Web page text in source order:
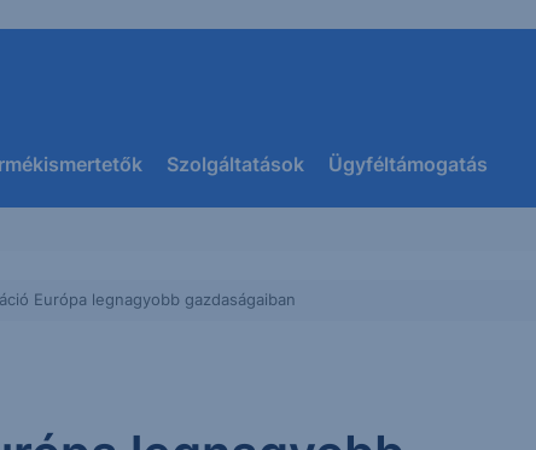
Szolgáltatások Ügyféltámogatás
Európa legnagyobb gazdaságaiban